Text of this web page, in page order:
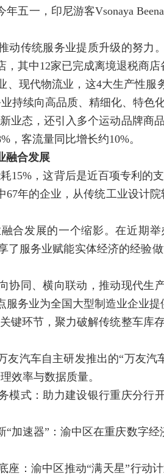
五一，印尼游客Vsonaya
动传统服务业提质升级的努力
其中12家已完成离境退税商店
、现代物流业，这4大生产性
持续向高品质、精细化、特色化
业态，还引入多个运动品牌商
，客流量同比增长约10%。
融合发展
15%，这背后是近百项专利的
年的企业，从传统工业设计
合发展的一个缩影。在近期
了服务业赋能实体经济的经验
协同、横向联动，推动现代生
务业为全国大型制造业企业提
键环节，聚力破解传统整车库
友汽车自主研发推出的“万友
效率与数据质量。
模式：助力建设银行重庆分行
加速器”：渝中区在重庆数字
座：渝中区推动“满天星”行动